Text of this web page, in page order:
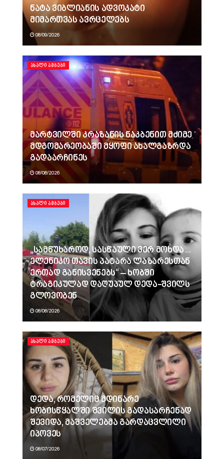
ნატა ვიბლიანის ადვოკატი
მიმართვას ავრცელებს
08/09/2026
ᲐᲮᲐᲚᲘ ᲐᲛᲑᲔᲑᲘ
მარტვილში კრაზანის ნაკბენით მძიმე
მდგომარეობაში მყოფი ახალგაზრდა
გადაარჩინეს
08/08/2026
ᲐᲮᲐᲚᲘ ᲐᲛᲑᲔᲑᲘ
„სამწუხაროდ, სასწაული ვერ მოხდა…
ელენიკო თავის პატარა ლაზარესთან
ერთად განისვენებს“ – ხობში
ტრაგიკულად დაღუპულ დედა-შვილს
გლოვობენ
08/08/2026
ᲐᲮᲐᲚᲘ ᲐᲛᲑᲔᲑᲘ
დედა, რომელიც მდინარე
ხობისწყალში შვილის გადასარჩენად
შევიდა, მაშველებმა გარდაცვლილი
იპოვეს
08/07/2026